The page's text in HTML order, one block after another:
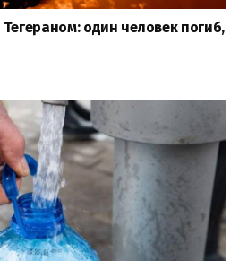
один человек погиб,